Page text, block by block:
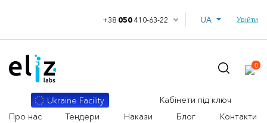
+38 050410-63-22 Увійти
Ukraine Facility
Кабінети під ключ
Про нас
Тендери Накази Блог Контакти
0